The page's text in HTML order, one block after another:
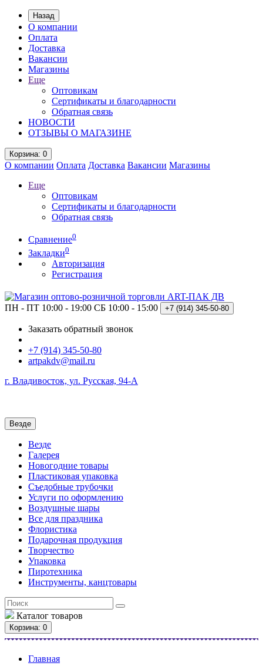
Назад
О компании
Оплата
Доставка
Вакансии
Магазины
Еще
Оптовикам
Сертификаты и благодарности
Обратная связь
НОВОСТИ
ОТЗЫВЫ О МАГАЗИНЕ
Корзина: 0
О компании Оплата Доставка Вакансии Магазины
Еще
Оптовикам
Сертификаты и благодарности
Обратная связь
Сравнение0
Закладки0
Авторизация
Регистрация
ПН - ПТ 10:00 - 19:00 СБ 10:00 - 15:00 +7 (914) 345-50-80
Заказать обратный звонок
+7 (914) 345-50-80
artpakdv@mail.ru
г. Владивосток, ул. Русская, 94-А
Везде
Везде
Галерея
Новогодние товары
Пластиковая упаковка
Съедобные трубочки
Услуги по оформлению
Воздушные шары
Все для праздника
Флористика
Подарочная продукция
Творчество
Упаковка
Пиротехника
Инструменты, канцтовары
Каталог товаров
Корзина: 0
Главная